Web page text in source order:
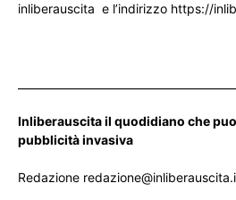
inliberauscita e l’indirizzo https://
Inliberauscita il quodidiano che
pubblicità invasiva
Redazione